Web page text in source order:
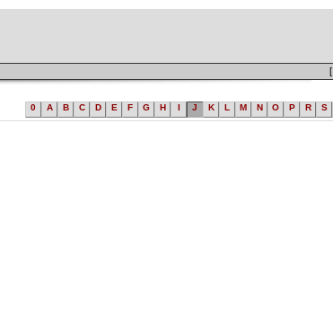
[
0 A B C D E F G H I J K L M N O P R S